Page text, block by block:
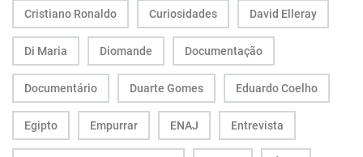
Cristiano Ronaldo Curiosidades David Elleray
Di Maria Diomande Documentação
Documentário Duarte Gomes Eduardo Coelho
Egipto Empurrar ENAJ Entrevista